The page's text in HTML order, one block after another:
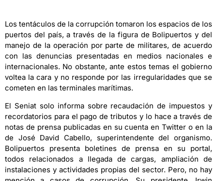
Los tentáculos de la corrupción tomaron los espacios de los
puertos del país, a través de la figura de Bolipuertos y del
manejo de la operación por parte de militares, de acuerdo
con las denuncias presentadas en medios nacionales e
internacionales. No obstante, ante estos temas el gobierno
voltea la cara y no responde por las irregularidades que se
cometen en las terminales marítimas.
El Seniat solo informa sobre recaudación de impuestos y
recordatorios para el pago de tributos y lo hace a través de
notas de prensa publicadas en su cuenta en Twitter o en la
de José David Cabello, superintendente del organismo.
Bolipuertos presenta boletines de prensa en su portal,
todos relacionados a llegada de cargas, ampliación de
instalaciones y actividades propias del sector. Pero, no hay